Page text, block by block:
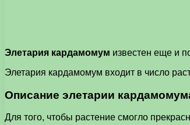
Элетария кардамомум известен еще и
Элетария кардамомум входит в число
Описание элетарии
Для того, чтобы растение смогло